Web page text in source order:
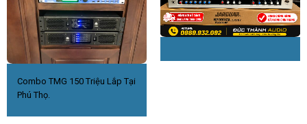
Combo TMG 150 Triệu Lắp Tại
Phú Thọ.